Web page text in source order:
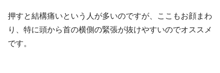
押すと結構痛いという人が多いのですが、ここもお顔まわ
り、特に頭から首の横側の緊張が抜けやすいのでオススメ
です。